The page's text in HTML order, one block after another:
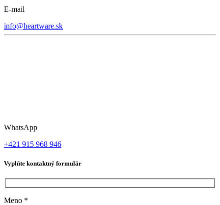
E-mail
info@heartware.sk
WhatsApp
+421 915 968 946
Vyplňte kontaktný formulár
Meno *